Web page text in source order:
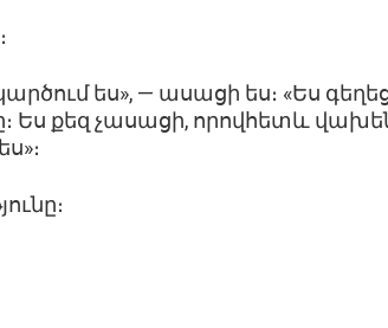
ես», — ասացի ես։ «Ես
Ես քեզ չասացի, որովհետև